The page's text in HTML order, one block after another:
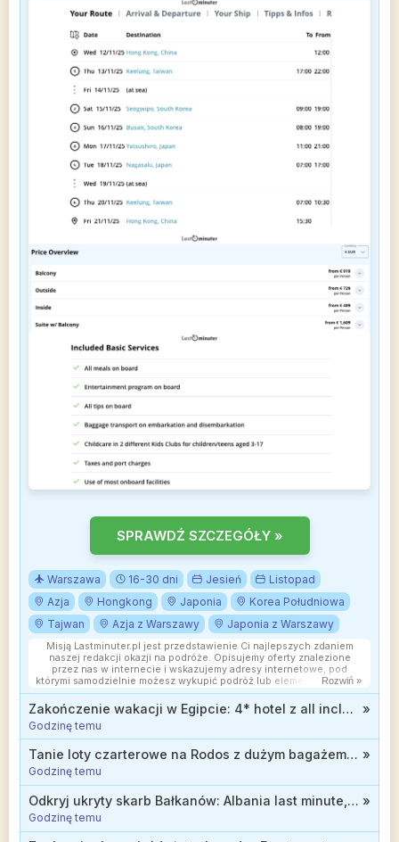
SPRAWDŹ SZCZEGÓŁY »
Warszawa 16-30 dni Jesień
Listopad
Azja
Hongkong Japonia
Korea Południowa
Tajwan
Azja z Warszawy Japonia z Warszawy
Misją Lastminuter.pl jest przedstawienie Ci najlepszych zdaniem
naszej redakcji okazji na podróże. Opisujemy oferty znalezione
przez nas w internecie i wskazujemy adresy internetowe, pod
którymi samodzielnie możesz wykupić podróż lub elementy podróży.
Ceny w artykułach są aktualne w chwili publikacji. Możemy
otrzymywać wynagrodzenie od partnerów handlowych, do których
Cię przekierowujemy. Nie ma to wpływu na cenę Twojej wycieczki.
Rozwiń »
Zakończenie wakacji w Egipcie: 4* hotel z all inclusive od 2499 zł »
Godzinę temu
Tanie loty czarterowe na Rodos z dużym bagażem od 299 zł »
Godzinę temu
Odkryj ukryty skarb Bałkanów: Albania last minute, 3* hotel z wyżywieniem od 2244 zł »
Godzinę temu